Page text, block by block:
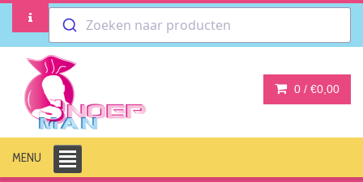
Zoeken naar producten
0 / €0,00
MENU